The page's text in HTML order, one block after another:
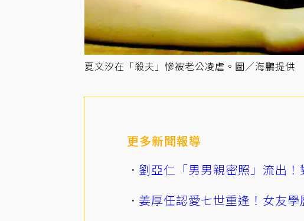
夏文汐在「殺夫」慘被老公凌虐。圖／海鵬提供
更多新聞報導
劉亞仁「男男親密照」流出
姜厚任認愛七世重逢！女友